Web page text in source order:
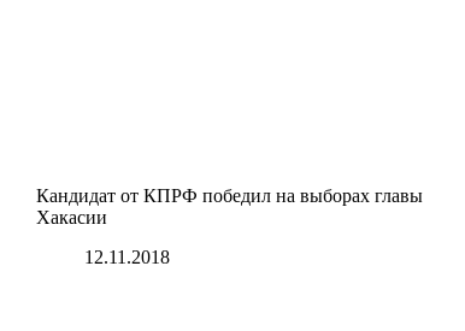
Кандидат от КПРФ победил на выборах главы
Хакасии
12.11.2018